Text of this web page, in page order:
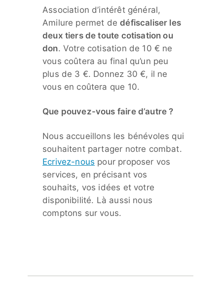
Association d’intérêt général,
Amilure permet dedéfiscaliser les
deux tiers de toute cotisation ou
don. Votre cotisation de 10 € ne
vous coûtera au final qu’un peu
plus de 3 €. Donnez 30 €, il ne
vous en coûtera que 10.
Que pouvez-vous faire d’autre ?
Nous accueillons les bénévoles qui
souhaitent partager notre combat.
Ecrivez-nous pour proposer vos
services, en précisant vos
souhaits, vos idées et votre
disponibilité. Là aussi nous
comptons sur vous.